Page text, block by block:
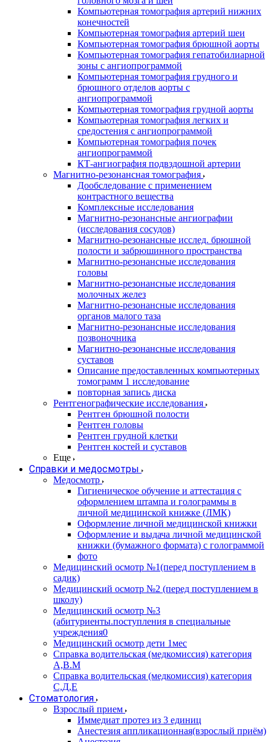
Компьютерная томография артерий нижних
конечностей
Компьютерная томография артерий шеи
Компьютерная томография брюшной аорты
Компьютерная томография гепатобилиарной
зоны с ангиопрограммой
Компьютерная томография грудного и
брюшного отделов аорты с
ангиопрограммой
Компьютерная томография грудной аорты
Компьютерная томография легких и
средостения с ангиопрограммой
Компьютерная томография почек
ангиопрограммой
КТ-ангиография подвздошной артерии
Магнитно-резонансная томография
Дообследование с применением
контрастного вещества
Комплексные исследования
Магнитно-резонансные ангиографии
(исследования сосудов)
Магнитно-резонансные исслед. брюшной
полости и забрюшинного пространства
Магнитно-резонансные исследования
головы
Магнитно-резонансные исследования
молочных желез
Магнитно-резонансные исследования
органов малого таза
Магнитно-резонансные исследования
позвоночника
Магнитно-резонансные исследования
суставов
Описание предоставленных компьютерных
томограмм 1 исследование
повторная запись диска
Рентгенографические исследования
Рентген брюшной полости
Рентген головы
Рентген грудной клетки
Рентген костей и суставов
Еще
Справки и медосмотры
Медосмотр
Гигиеническое обучение и аттестация с
оформлением штампа и голограммы в
личной медицинской книжке (ЛМК)
Оформление личной медицинской книжки
Оформление и выдача личной медицинской
книжки (бумажного формата) с голограммой
фото
Медицинский осмотр №1(перед поступлением в
садик)
Медицинский осмотр №2 (перед поступлением в
школу)
Медицинский осмотр №3
(абитуриенты.поступления в специальные
учреждения0
Медицинский осмотр дети 1мес
Справка водительская (медкомиссия) категория
А,В.М
Справка водительская (медкомиссия) категория
С,Д,Е
Стоматология
Взрослый прием
Иммедиат протез из 3 единиц
Анестезия аппликационная(взрослый приём)